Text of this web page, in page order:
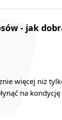
- jak
więcej niż
na